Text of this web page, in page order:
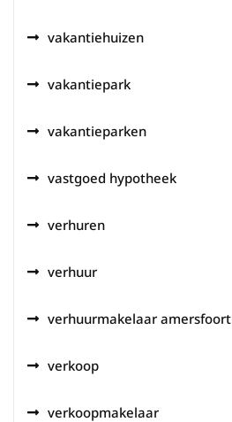
vakantiehuizen
vakantiepark
vakantieparken
vastgoed hypotheek
verhuren
verhuur
verhuurmakelaar amersfoort
verkoop
verkoopmakelaar